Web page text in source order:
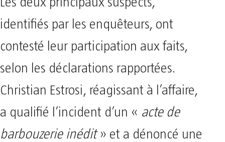
identifiés par les enquêteurs, ont
contesté leur participation aux faits,
selon les déclarations rapportées.
Christian Estrosi, réagissant à l’affaire,
a qualifié l’incident d’un « acte de
barbouzerie inédit» et a dénoncé une